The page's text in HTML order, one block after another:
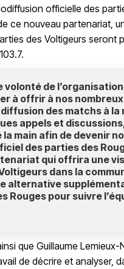
officielle des
ce nouveau partenariat,
des Voltigeurs seront
volonté de
à offrir à nos nombreux
des matchs à la
appels et
la main afin de devenir
des parties des
qui offrira une
dans la
alternative
Rouges pour suivre
que Guillaume Lemieux-
de décrire et analyser,